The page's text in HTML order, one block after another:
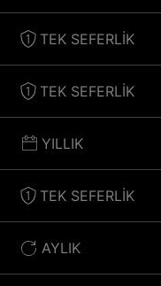
TEK SEFERLIK
TEK SEFERLIK
YILLIK
TEK SEFERLIK
AYLIK